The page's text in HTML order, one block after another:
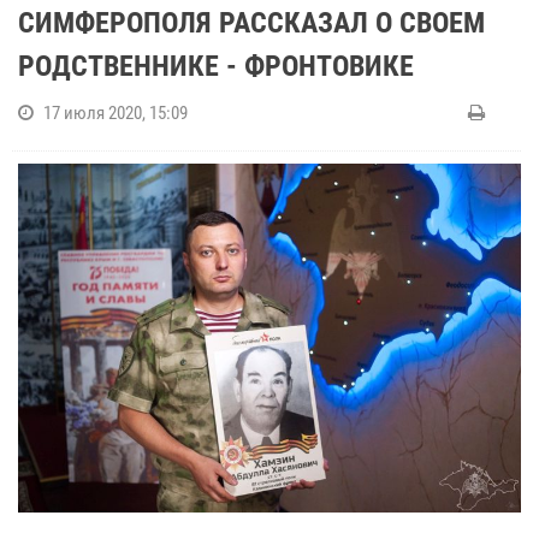
СИМФЕРОПОЛЯ РАССКАЗАЛ О СВОЕМ
РОДСТВЕННИКЕ - ФРОНТОВИКЕ
17 июля 2020, 15:09